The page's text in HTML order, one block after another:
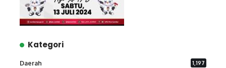
Kategori
Daerah 1,197